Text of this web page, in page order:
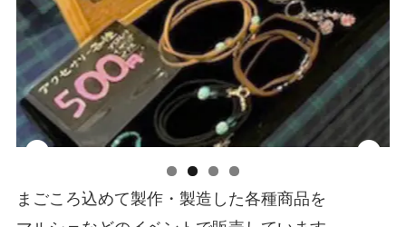
まごころ込めて製作・製造した各種商品を